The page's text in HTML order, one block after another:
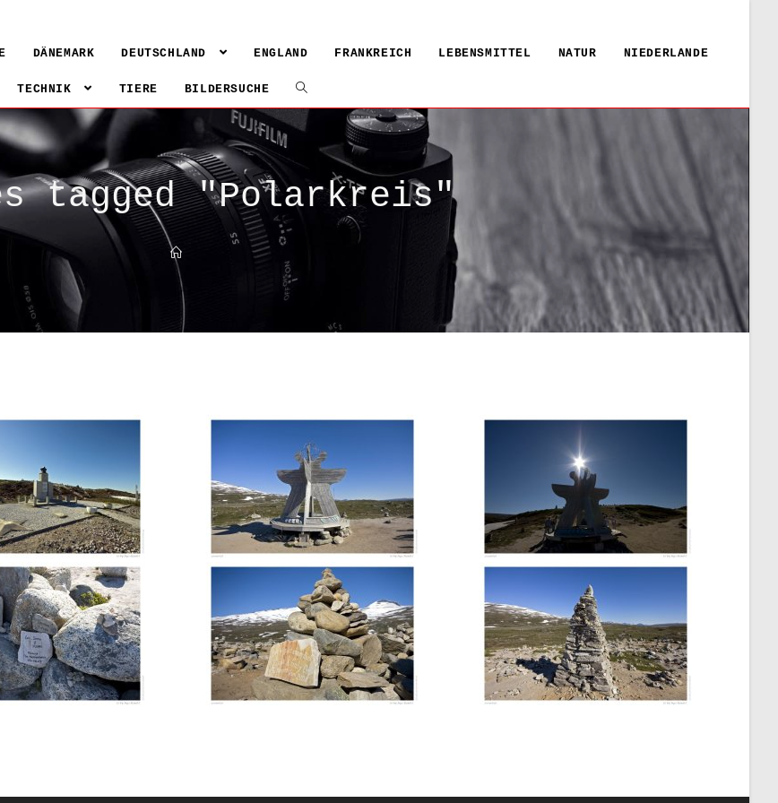
DÄNEMARK DEUTSCHLAND ENGLAND FRANKREICH LEBENSMITTEL NATUR NIEDERLANDE
TECHNIK TIERE BILDERSUCHE
tagged "Polarkreis"